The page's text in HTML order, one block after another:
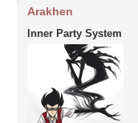
Arakhen
Inner Party System